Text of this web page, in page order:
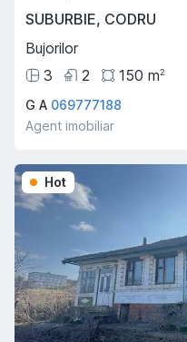
SUBURBIE, CODRU
Bujorilor
3
2 150 m2
G A 069777188
Agent imobiliar
Hot